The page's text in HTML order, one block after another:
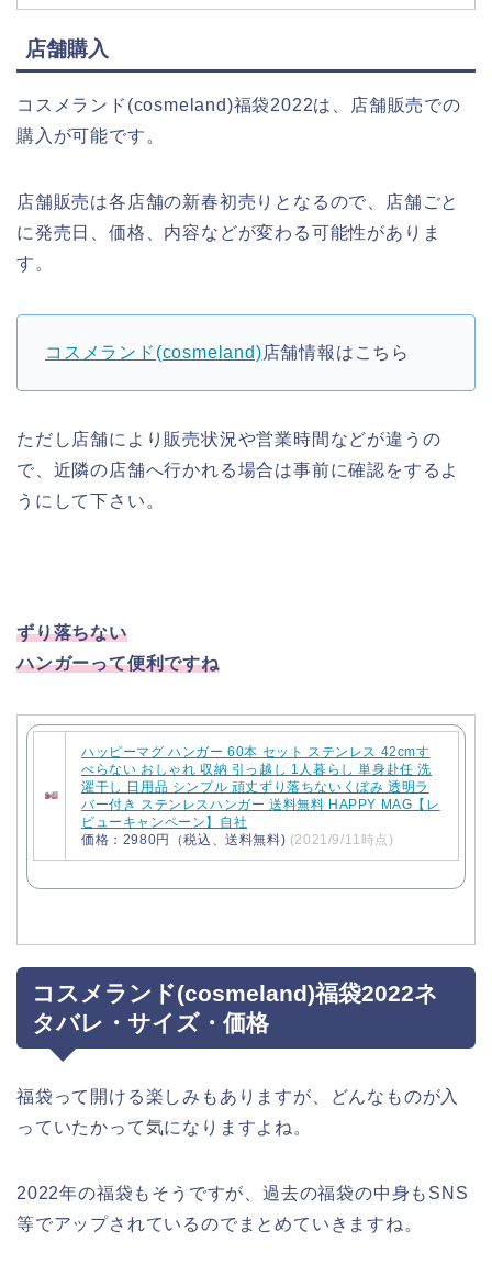
店舗購入
コスメランド(cosmeland)福袋2022は、店舗販売での
購入が可能です。
店舗販売は各店舗の新春初売りとなるので、店舗ごと
に発売日、価格、内容などが変わる可能性がありま
す。
コスメランド(cosmeland)店舗情報はこちら
ただし店舗により販売状況や営業時間などが違うの
で、近隣の店舗へ行かれる場合は事前に確認をするよ
うにして下さい。
ずり落ちない
ハンガーって便利ですね
ハッピーマグ ハンガー 60本 セット ステンレス 42cmす
べらない おしゃれ 収納 引っ越し 1人暮らし 単身赴任 洗
濯干し 日用品 シンプル 頑丈ずり落ちないくぼみ 透明ラ
バー付き ステンレスハンガー 送料無料 HAPPY MAG【レ
ビューキャンペーン】自社
価格：2980円（税込、送料無料) (2021/9/11時点)
コスメランド(cosmeland)福袋2022ネ
タバレ・サイズ・価格
福袋って開ける楽しみもありますが、どんなものが入
っていたかって気になりますよね。
2022年の福袋もそうですが、過去の福袋の中身もSNS
等でアップされているのでまとめていきますね。